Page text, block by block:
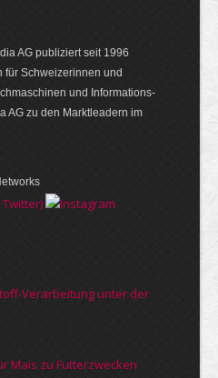
AG publiziert seit 1996
für Schweizerinnen und
und Informations­
AG zu den Marktleadern im
Verarbeitung unter der
Mais zu Futterzwecken